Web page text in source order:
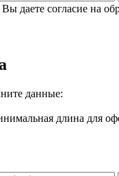
даете согласие на
данные:
длина для